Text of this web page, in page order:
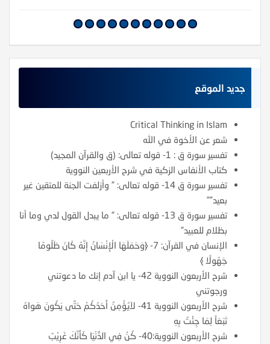
جديد الموقع
Critical Thinking in Islam
شعر عن الأخوة في الله
تفسير سورة ق : 1- قوله تعالى: (ق والقرآن المجيد)
كتاب الأنفاس الزكية في شرح الأربعين النووية
تفسير سورة ق 14- قوله تعالى: ” وأزلفت الجنة للمتقين غير
بعيد””
تفسير سورة ق 13- قوله تعالى: ” ما يبدل القول لدي وما أنا
بظلام للعبيد”
الإنسان في القرآن: 7- ﴿وَحَمَلَهَا الْإِنْسَانُ إِنَّهُ كَانَ ظَلُومًا
جَهُولًا ﴾
شرح الأربعون النووية 42- يا ابن آدم إنك ما دعوتني
ورجوتني
شرح الأربعون النووية 41- لاَيُؤْمِنُ أَحَدُكُمْ حَتَّى يَكُونَ هَواهُ
تَبَعَاً لِمَا جِئْتُ بِهِ
شرح الأربعون النووية:40- كُنْ فِي الدُّنْيَا كَأَنَّكَ غَرِيْبٌ